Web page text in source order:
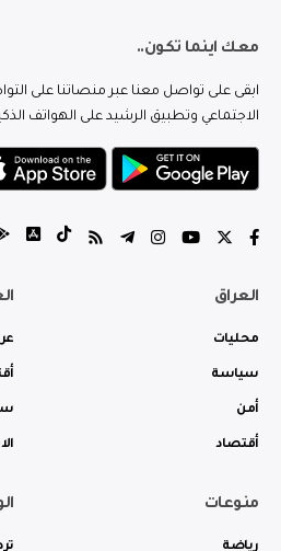
معك اينما تكون..
ابقى على تواصل معنا عبر منصاتنا على
الاجتماعي وتطبيق الرشيد على الهواتف
العراق
محليات
سياسة
أمن
أقتصاد
منوعات
رياضة